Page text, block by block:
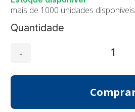
Quantidade
mais de 1000 unidades disponíveis